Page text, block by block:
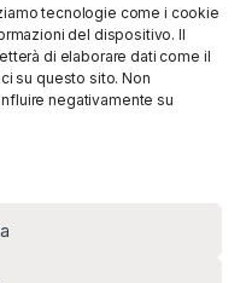
tecnologie come i cookie
del dispositivo. Il
di elaborare dati come il
su questo sito. Non
negativamente su